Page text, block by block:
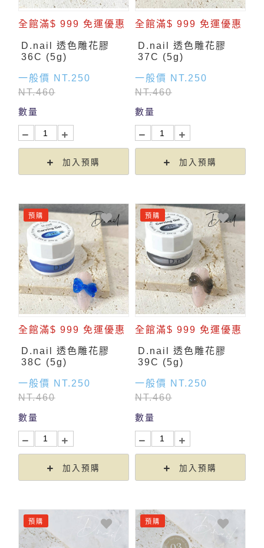
全館滿$ 999 免運優惠
D.nail 透色雕花膠
36C (5g)
一般價 NT.250
NT.460
數量
加入預購
全館滿$ 999 免運優惠
D.nail 透色雕花膠
37C (5g)
一般價 NT.250
NT.460
數量
加入預購
預購
全館滿$ 999 免運優惠
D.nail 透色雕花膠
38C (5g)
一般價 NT.250
NT.460
數量
加入預購
預購
全館滿$ 999 免運優惠
D.nail 透色雕花膠
39C (5g)
一般價 NT.250
NT.460
數量
加入預購
預購 預購